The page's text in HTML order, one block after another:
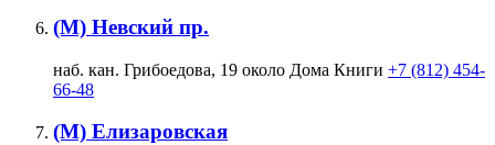
(М) Невский пр.
наб. кан. Грибоедова, 19 около Дома Книги +7 (812) 454-
66-48
(М) Елизаровская